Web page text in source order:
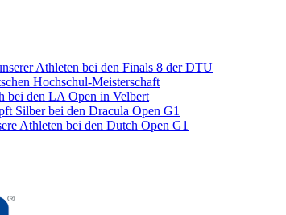
Athleten bei den Finals 8 der DTU
Hochschul-Meisterschaft
bei den LA Open in Velbert
Silber bei den Dracula Open G1
Athleten bei den Dutch Open G1